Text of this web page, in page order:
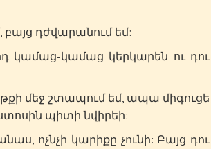
բայց դժվարանում եմ:
կամաց-կամաց կերկարեն ու դու
մեջ շտապում եմ, ապա միգուցե
պիտի նվիրեի:
ոչնչի կարիքը չունի: Բայց դու